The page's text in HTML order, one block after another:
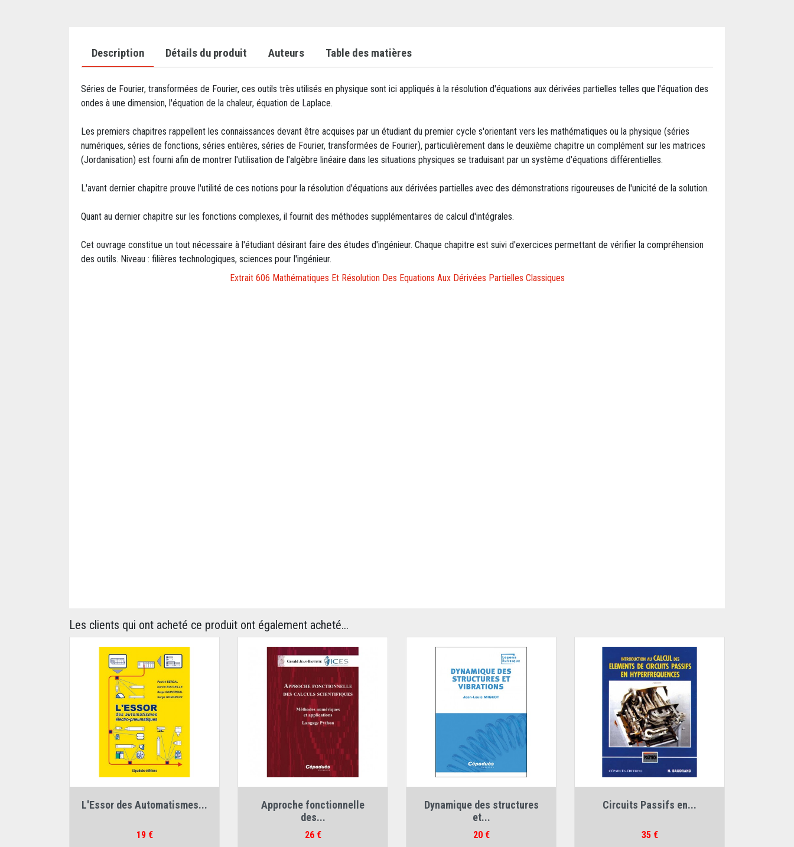
Description Détails du produit Auteurs Table des matières
Séries de Fourier, transformées de Fourier, ces outils très utilisés en physique sont ici appliqués à la résolution d'équations aux dérivées partielles telles que l'équation des
ondes à une dimension, l'équation de la chaleur, équation de Laplace.
Les premiers chapitres rappellent les connaissances devant être acquises par un étudiant du premier cycle s'orientant vers les mathématiques ou la physique (séries
numériques, séries de fonctions, séries entières, séries de Fourier, transformées de Fourier), particulièrement dans le deuxième chapitre un complément sur les matrices
(Jordanisation) est fourni afin de montrer l'utilisation de l'algèbre linéaire dans les situations physiques se traduisant par un système d'équations différentielles.
L'avant dernier chapitre prouve l'utilité de ces notions pour la résolution d'équations aux dérivées partielles avec des démonstrations rigoureuses de l'unicité de la solution.
Quant au dernier chapitre sur les fonctions complexes, il fournit des méthodes supplémentaires de calcul d'intégrales.
Cet ouvrage constitue un tout nécessaire à l'étudiant désirant faire des études d'ingénieur. Chaque chapitre est suivi d'exercices permettant de vérifier la compréhension
des outils. Niveau : filières technologiques, sciences pour l'ingénieur.
Extrait 606 Mathématiques Et Résolution Des Equations Aux Dérivées Partielles Classiques
Les clients qui ont acheté ce produit ont également acheté...
L'Essor des Automatismes...
Prix
19 €
Approche fonctionnelle
des...
Prix
26 €
Dynamique des structures
et...
Prix
20 €
Circuits Passifs en...
Prix
35 €